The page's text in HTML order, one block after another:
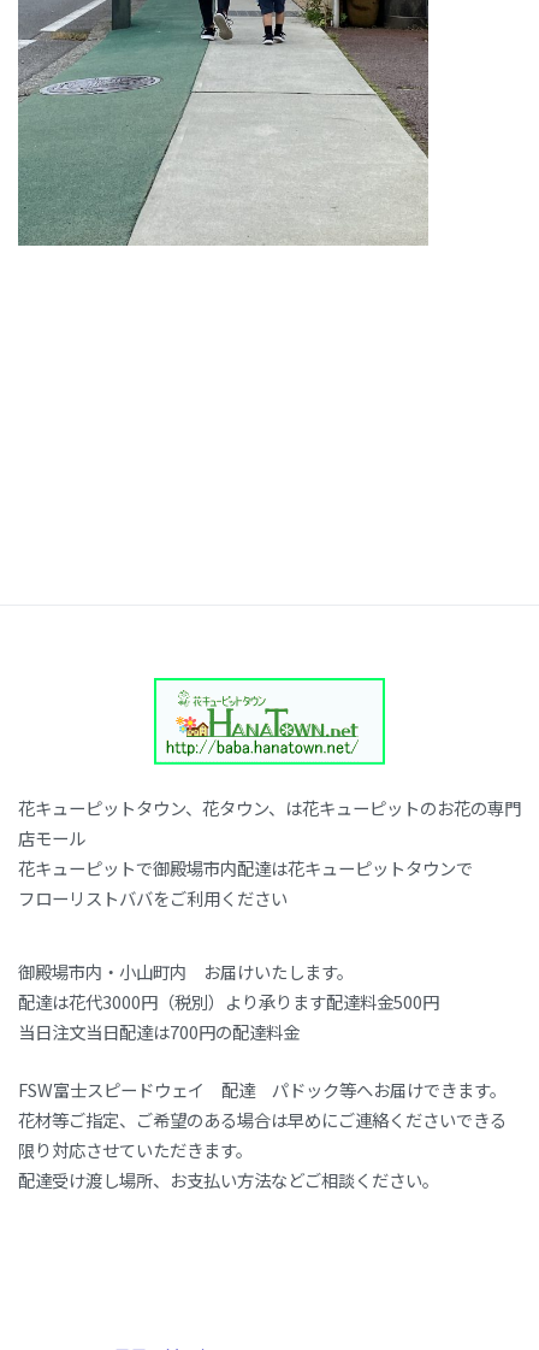
花キューピットタウン、花タウン、は花キューピットのお花の専門
店モール
花キューピットで御殿場市内配達は花キューピットタウンで
フローリストババをご利用ください
御殿場市内・小山町内 お届けいたします。
配達は花代3000円（税別）より承ります配達料金500円
当日注文当日配達は700円の配達料金
FSW富士スピードウェイ 配達 パドック等へお届けできます。
花材等ご指定、ご希望のある場合は早めにご連絡くださいできる
限り対応させていただきます。
配達受け渡し場所、お支払い方法などご相談ください。